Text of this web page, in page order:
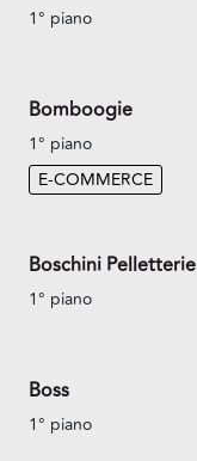
1° piano
Bomboogie
1° piano
E-COMMERCE
Boschini Pelletterie
1° piano
Boss
1° piano